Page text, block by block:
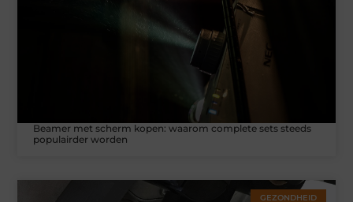
Beamer met scherm kopen: waarom complete sets steeds
populairder worden
GEZONDHEID